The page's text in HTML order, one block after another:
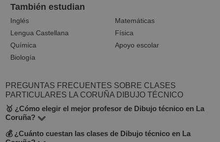
También estudian
Inglés
Matemáticas
Lengua Castellana
Física
Química
Apoyo escolar
Biología
PREGUNTAS FRECUENTES SOBRE CLASES
PARTICULARES LA CORUÑA DIBUJO TÉCNICO
🥇 ¿Cómo elegir el mejor profesor de Dibujo técnico en La
Coruña?
En la plataforma BuscaTuProfesor encontrarás 2
💰 ¿Cuánto cuestan las clases de Dibujo técnico en La